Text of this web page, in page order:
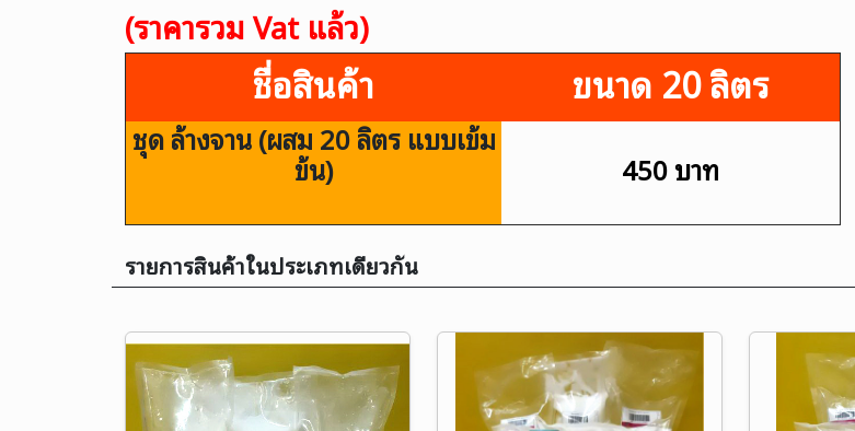
(ราคารวม Vat แล้ว)
ชื่อสินค้า ขนาด 20 ลิตร
ชุด ล้างจาน (ผสม 20 ลิตร แบบเข้ม
ข้น) 450 บาท
รายการสินค้าในประเภทเดียวกัน